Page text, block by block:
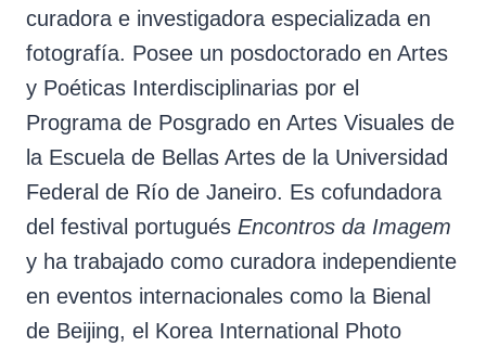
curadora e investigadora especializada en
fotografía. Posee un posdoctorado en Artes
y Poéticas Interdisciplinarias por el
Programa de Posgrado en Artes Visuales de
la Escuela de Bellas Artes de la Universidad
Federal de Río de Janeiro. Es cofundadora
del festival portugués Encontros da Imagem
y ha trabajado como curadora independiente
en eventos internacionales como la Bienal
de Beijing, el Korea International Photo